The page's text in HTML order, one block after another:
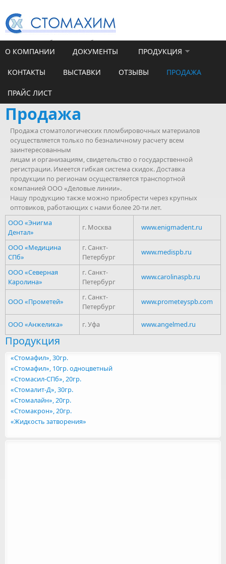
Санкт-Петербург,ул. Челябинская, д. 46, литер Э, пом.1-Н, ком.6
7(812) 456-65-18
О КОМПАНИИ ДОКУМЕНТЫ ПРОДУКЦИЯ
КОНТАКТЫ ВЫСТАВКИ ОТЗЫВЫ ПРОДАЖА
ПРАЙС ЛИСТ
Продажа
Продажа стоматологических пломбировочных материалов
осуществляется только по безналичному расчету всем
заинтересованным
лицам и организациям, свидетельство о государственной
регистрации. Имеется гибкая система скидок. Доставка
продукции по регионам осуществляется транспортной
компанией ООО «Деловые линии».
Нашу продукцию также можно приобрести через крупных
оптовиков, работающих с нами более 20-ти лет.
ООО «Энигма
Дентал»
г. Москва www.enigmadent.ru
ООО «Медицина
СПб»
г. Санкт-
Петербург
www.medispb.ru
ООО «Северная
Каролина»
г. Санкт-
Петербург
www.carolinaspb.ru
ООО «Прометей»
г. Санкт-
Петербург
www.prometeyspb.com
ООО «Анжелика» г. Уфа www.angelmed.ru
Продукция
«Стомафил», 30гр.
«Стомафил», 10гр. одноцветный
«Стомасил-СПб», 20гр.
«Стомалит-Д», 30гр.
«Стомалайн», 20гр.
«Стомакрон», 20гр.
«Жидкость затворения»